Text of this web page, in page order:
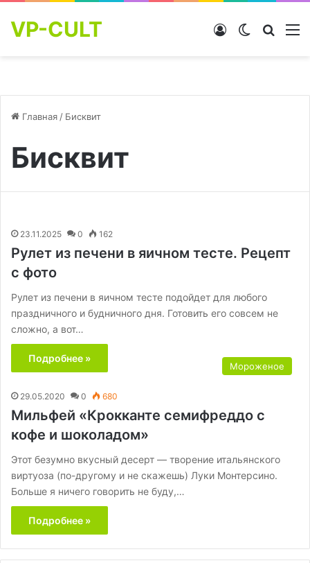
VP-CULT Switch skin
Войти
Главная / Бисквит
Бисквит
23.11.2025 0 162
Рулет из печени в яичном тесте. Рецепт
с фото
Рулет из печени в яичном тесте подойдет для любого
праздничного и будничного дня. Готовить его совсем не
сложно, а вот…
Подробнее »
Мороженое
29.05.2020 0 680
Мильфей «Крокканте семифреддо с
кофе и шоколадом»
Этот безумно вкусный десерт — творение итальянского
виртуоза (по-другому и не скажешь) Луки Монтерсино.
Больше я ничего говорить не буду,…
Подробнее »